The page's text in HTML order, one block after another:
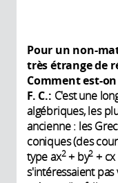
Pour un non-
très étrange de
Comment est-
F. C.: C'est une
algébriques, les
ancienne : les
coniques (des
type ax2+ by2 + cx
s'intéressaient